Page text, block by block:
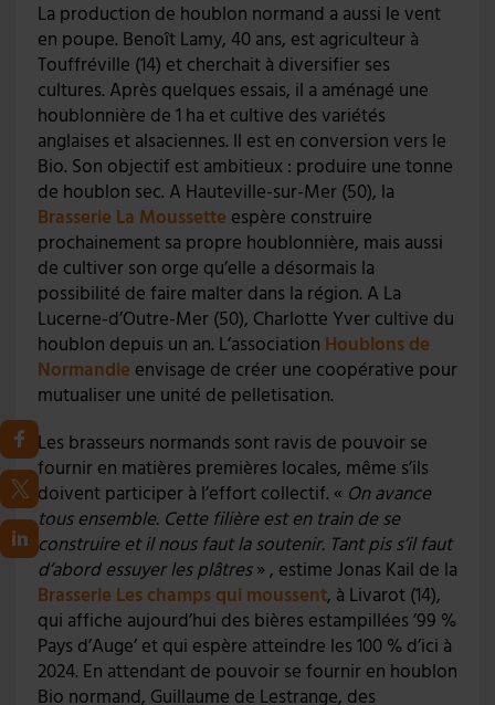
La production de houblon normand a aussi le vent
en poupe. Benoît Lamy, 40 ans, est agriculteur à
Touffréville (14) et cherchait à diversifier ses
cultures. Après quelques essais, il a aménagé une
houblonnière de 1 ha et cultive des variétés
anglaises et alsaciennes. Il est en conversion vers le
Bio. Son objectif est ambitieux : produire une tonne
de houblon sec. A Hauteville-sur-Mer (50), la
Brasserie La Moussette espère construire
prochainement sa propre houblonnière, mais aussi
de cultiver son orge qu’elle a désormais la
possibilité de faire malter dans la région. A La
Lucerne-d’Outre-Mer (50), Charlotte Yver cultive du
houblon depuis un an. L’association Houblons de
Normandie envisage de créer une coopérative pour
mutualiser une unité de pelletisation.
Les brasseurs normands sont ravis de pouvoir se
fournir en matières premières locales, même s’ils
doivent participer à l’effort collectif. « On avance
tous ensemble. Cette filière est en train de se
construire et il nous faut la soutenir. Tant pis s’il faut
d’abord essuyer les plâtres» , estime Jonas Kail de la
Brasserie Les champs qui moussent, à Livarot (14),
qui affiche aujourd’hui des bières estampillées ’99 %
Pays d’Auge’ et qui espère atteindre les 100 % d’ici à
2024. En attendant de pouvoir se fournir en houblon
Bio normand, Guillaume de Lestrange, des